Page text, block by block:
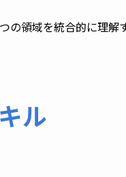
領域を統合的に理解
ル